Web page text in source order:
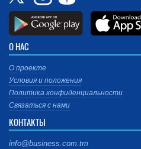
О НАС
О проекте
Условия и положения
Политика конфиденциальности
Связаться с нами
КОНТАКТЫ
info@business.com.tm